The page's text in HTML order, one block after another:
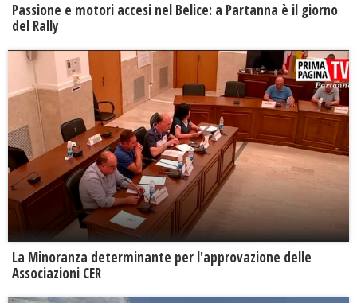
Passione e motori accesi nel Belice: a Partanna è il giorno
del Rally
La Minoranza determinante per l'approvazione delle
Associazioni CER